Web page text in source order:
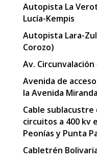
Autopista La
Lucía-Kempis
Autopista Lara-
Corozo)
Av.
Avenida de
la Avenida Miranda
Cable sublacustre
circuitos a 400 kv
Peonías y Punta
Cabletrén